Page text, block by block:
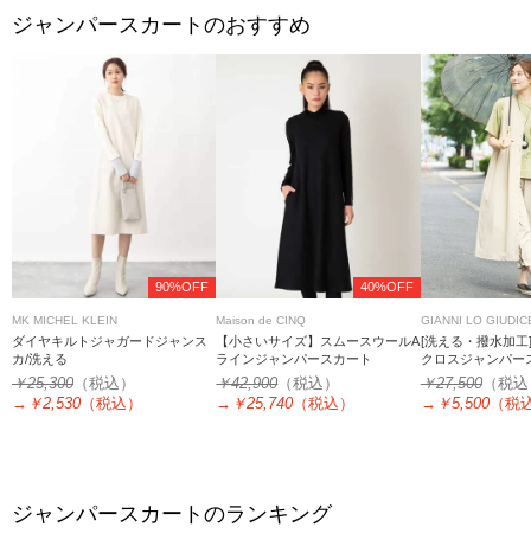
ジャンパースカートのおすすめ
90%OFF
MK MICHEL KLEIN
ダイヤキルトジャガードジャンス
カ/洗える
￥25,300 （税込）
→ ￥2,530 （税込）
40%OFF
Maison de CINQ
【小さいサイズ】スムースウールA
ラインジャンパースカート
￥42,900（税込）
→ ￥25,740 （税込）
GIANNI LO
[洗える・撥水加
クロスジャンパー
￥27,500（税
→ ￥5,500（税
ジャンパースカートのランキング